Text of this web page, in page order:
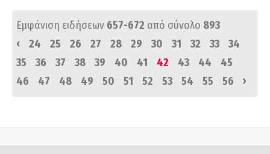
Εμφάνιση ειδήσεων 657-672 από σύνολο 893
‹
24 25 26 27 28 29 30 31 32 33
34
35
36 37 38 39 40 41 42 43 44
45
46
47 48 49 50 51 52 53 54 55 56 ›